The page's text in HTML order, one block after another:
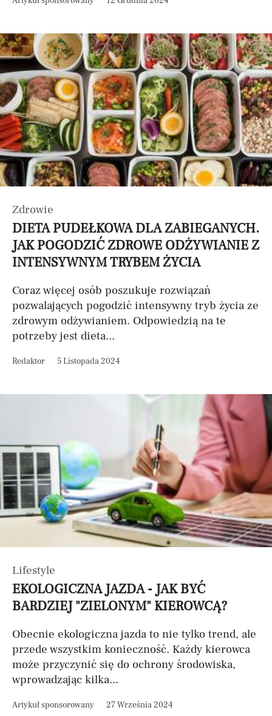
Zdrowie
DIETA PUDEŁKOWA DLA ZABIEGANYCH.
JAK POGODZIĆ ZDROWE ODŻYWIANIE Z
INTENSYWNYM TRYBEM ŻYCIA
Coraz więcej osób poszukuje rozwiązań
pozwalających pogodzić intensywny tryb życia ze
zdrowym odżywianiem. Odpowiedzią na te
potrzeby jest dieta...
Redaktor 5 Listopada 2024
Lifestyle
EKOLOGICZNA JAZDA - JAK BYĆ
BARDZIEJ "ZIELONYM" KIEROWCĄ?
Obecnie ekologiczna jazda to nie tylko trend, ale
przede wszystkim konieczność. Każdy kierowca
może przyczynić się do ochrony środowiska,
wprowadzając kilka...
Artykuł sponsorowany 27 Września 2024